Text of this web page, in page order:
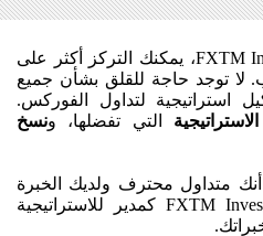
كونك متداول مبتدىء مع FXTM Invest، يمكنك التركز أكثر على
لا توجد حاجة للقلق بشأن جميع
استراتيجية لتداول الفوركس.
التي تفضلها، ونسخ
متداول محترف ولديك الخبرة
والتجربة، يمكنك العمل مع FXTM Invest كمدير للاستراتيجية